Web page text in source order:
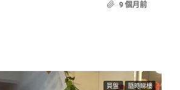
9 個月前
買盤 隨時睇樓